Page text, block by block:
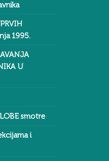
1995.
U
smotre
i